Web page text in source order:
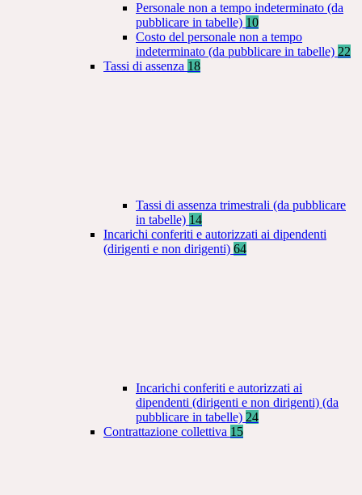
Personale non a tempo indeterminato (da
pubblicare in tabelle) 10
Costo del personale non a tempo
indeterminato (da pubblicare in tabelle) 22
Tassi di assenza 18
Tassi di assenza trimestrali (da pubblicare
in tabelle) 14
Incarichi conferiti e autorizzati ai dipendenti
(dirigenti e non dirigenti) 64
Incarichi conferiti e autorizzati ai
dipendenti (dirigenti e non dirigenti) (da
pubblicare in tabelle) 24
Contrattazione collettiva 15